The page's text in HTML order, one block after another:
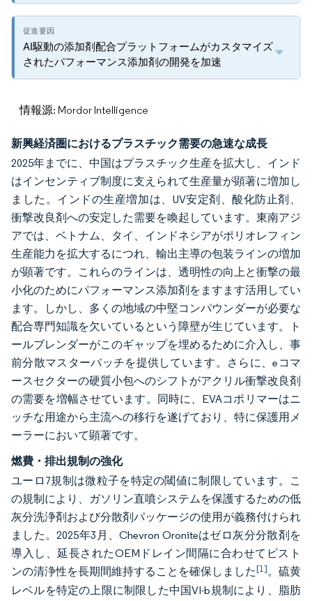
AI駆動の添加剤配合プラットフォームがカスタマイズ
されたパフォーマンス添加剤の開発を加速
情報源: Mordor Intelligence
新興経済圏におけるプラスチック需要の急速な成長
2025年までに、中国はプラスチック生産を拡大し、インド
はインセンティブ制度に支えられて生産量が顕著に増加し
ました。インドの生産増加は、UV安定剤、酸化防止剤、
衝撃改良剤への安定した需要を喚起しています。東南アジ
アでは、ベトナム、タイ、インドネシアがポリオレフィン
生産能力を拡大するにつれ、輸出主導の包装ラインの増加
が顕著です。これらのラインは、透明性の向上と衝撃の最
小化のためにパフォーマンス添加剤をますます活用してい
ます。しかし、多くの地域の中堅コンパウンダーが必要な
配合専門知識を欠いているという障壁が生じています。ト
ールブレンダーがこのギャップを埋めるために介入し、事
前分散マスターバッチを提供しています。さらに、eコマ
ースセクターの硬質小包へのシフトがアクリル衝撃改良剤
の需要を増幅させています。同時に、EVAコポリマーはニ
ッチな用途から主流への移行を遂げており、特に保護用メ
ーラーにおいて顕著です。
燃費・排出規制の強化
ユーロ7規制は微粒子を特定の閾値に制限しています。こ
の規制により、ガソリン直噴システムを保護するための低
灰分洗浄剤および分散剤パッケージの使用が義務付けられ
ました。2025年3月、Chevron Oroniteはゼロ灰分分散剤を
導入し、延長されたOEMドレイン間隔に合わせてピスト
ンの清浄性を長期間維持することを確保しました[1]。硫黄
レベルを特定の上限に制限した中国VI-b規制により、脂肪